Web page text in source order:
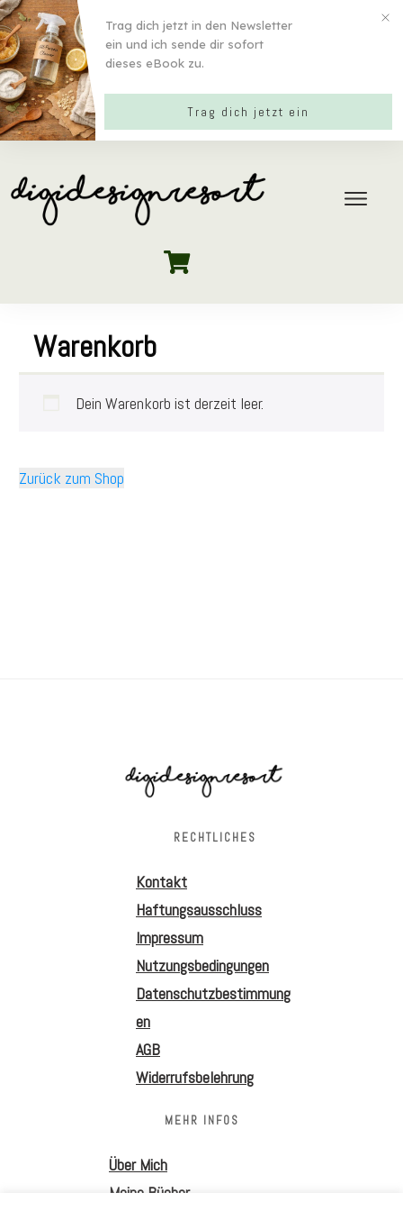
Warenkorb
Dein Warenkorb ist derzeit leer.
Zurück zum Shop
RECHTLICHES
Kontakt
Haftungsausschluss
Impressum
Nutzungsbedingungen
Datenschutzbestimmung
en
AGB
Widerrufsbelehrung
MEHR INFOS
Über Mich
Meine Bücher
Trag dich jetzt in den Newsletter
ein und ich sende dir sofort
dieses eBook zu.
Trag dich jetzt ein